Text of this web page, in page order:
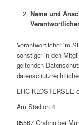
Name und
Verantwortlicher im
sonstiger in den
geltenden
EHC KLOSTERSEE
Am Stadion 4
85567 Grafing bei